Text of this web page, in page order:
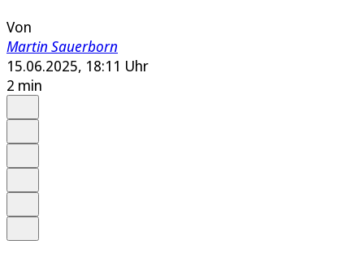
Von
Martin Sauerborn
15.06.2025, 18:11 Uhr
2 min